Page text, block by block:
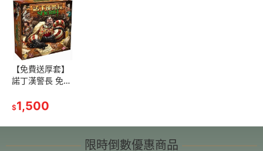
【免費送厚套】
諾丁漢警長 免運
桌遊專賣 吹牛遊
戲 家庭遊戲 益
智桌遊 派對遊戲
$1,500
限時倒數優惠商品